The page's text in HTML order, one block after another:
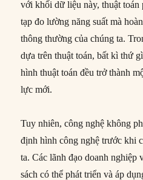
với khối dữ liệu này, thuật
tạp đo lường năng suất mà
thông thường của chúng ta.
dựa trên thuật toán, bất kì thứ
hình thuật toán đều trở thành
lực mới.
Tuy nhiên, công nghệ không
định hình công nghệ trước khi
ta. Các lãnh đạo doanh nghiệp
sách có thể phát triển và áp